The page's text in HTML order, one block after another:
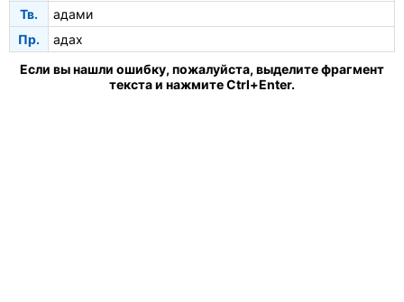
Тв.
адами
Пр.
адах
Если вы нашли ошибку, пожалуйста, выделите фрагмент
текста и нажмите Ctrl+Enter.